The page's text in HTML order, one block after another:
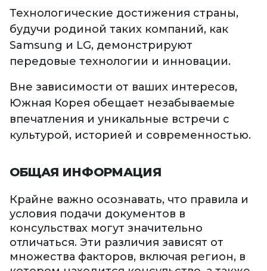
Технологические достижения страны,
будучи родиной таких компаний, как
Samsung и LG, демонстрируют
передовые технологии и инновации.
Вне зависимости от ваших интересов,
Южная Корея обещает незабываемые
впечатления и уникальные встречи с
культурой, историей и современностью.
ОБЩАЯ ИНФОРМАЦИЯ
Крайне важно осознавать, что правила и
условия подачи документов в
консульствах могут значительно
отличаться. Эти различия зависят от
множества факторов, включая регион, в